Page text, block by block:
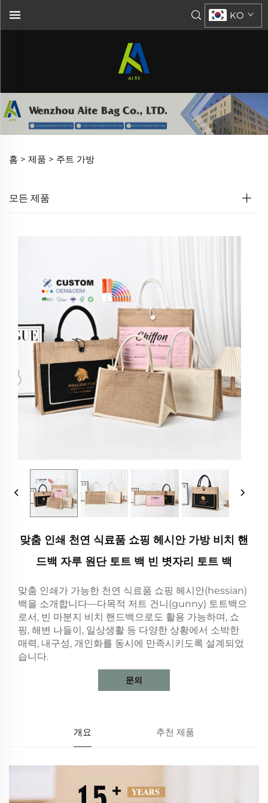
KO
홈 > 제품 > 주트 가방
모든 제품
맞춤 인쇄 천연 식료품 쇼핑 헤시안 가방 비치 핸
드백 자루 원단 토트 백 빈 볏자리 토트 백
맞춤 인쇄가 가능한 천연 식료품 쇼핑 헤시안(hessian)
백을 소개합니다—다목적 저트 건니(gunny) 토트백으
로서, 빈 마분지 비치 핸드백으로도 활용 가능하며, 쇼
핑, 해변 나들이, 일상생활 등 다양한 상황에서 소박한
매력, 내구성, 개인화를 동시에 만족시키도록 설계되었
습니다.
문의
개요 추천 제품